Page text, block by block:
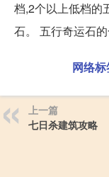
档,2个以上低档的
石。 五行奇运石
网络标
上一篇
七日杀建筑攻略